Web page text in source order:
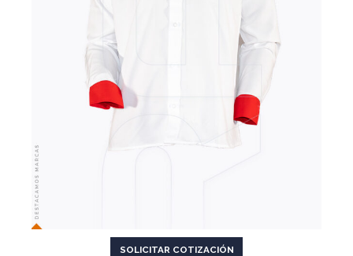
SOLICITAR COTIZACIÓN